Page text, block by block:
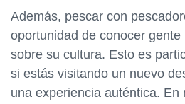
Además, pescar con
oportunidad de conocer
sobre su cultura. Esto es
si estás visitando un nuevo
una experiencia auténtica. En